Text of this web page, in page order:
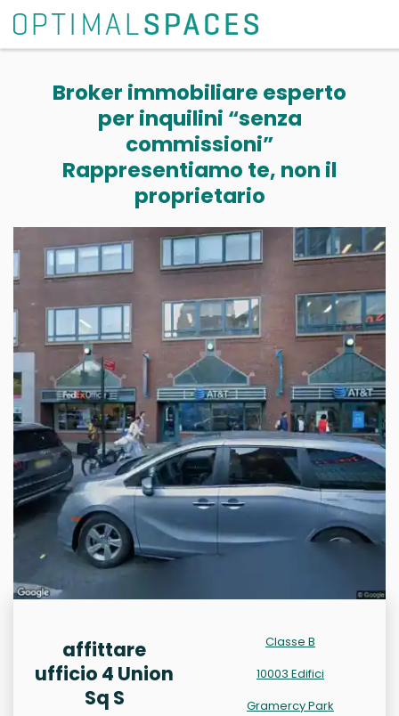
Broker immobiliare esperto
per inquilini “senza
commissioni”
Rappresentiamo te, non il
proprietario
affittare
ufficio 4 Union
Sq S
Classe B
10003 Edifici
Gramercy Park